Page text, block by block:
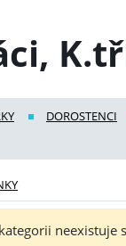
DOROSTENCI
neexistuje